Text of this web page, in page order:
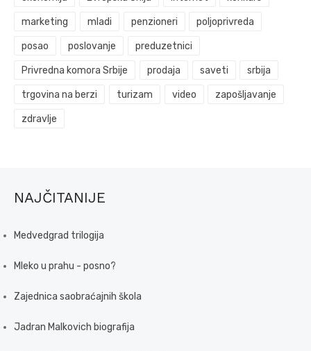
marketing mladi penzioneri poljoprivreda
posao poslovanje preduzetnici
Privredna komora Srbije prodaja saveti srbija
trgovina na berzi turizam video zapošljavanje
zdravlje
NAJČITANIJE
Medvedgrad trilogija
Mleko u prahu - posno?
Zajednica saobraćajnih škola
Jadran Malkovich biografija